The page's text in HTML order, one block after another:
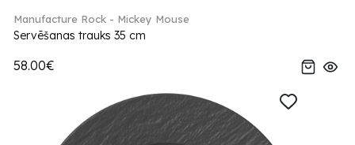
Manufacture Rock - Mickey Mouse
Servēšanas trauks 35 cm
58.00€